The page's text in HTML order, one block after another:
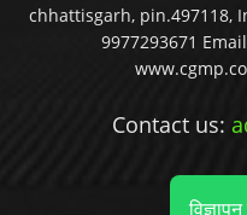
chhattisgarh, pin.497118,
9977293671
Contact us: